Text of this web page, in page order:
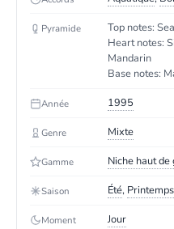
Pyramide
Top notes:
Heart notes:
Mandarin
Base notes:
Année 1995
Genre Mixte
Gamme Niche haut
Saison Été, Printemps
Moment Jour